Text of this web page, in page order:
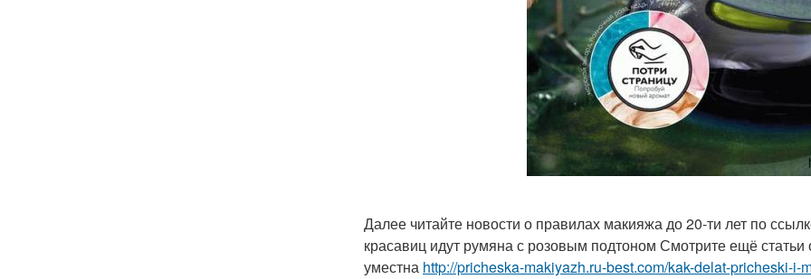
Далее читайте новости о правилах макияжа до 20-ти лет по
красавиц идут румяна с розовым подтоном Смотрите ещё
уместна http://pricheska-makiyazh.ru-best.com/kak-delat-pricheski-i-